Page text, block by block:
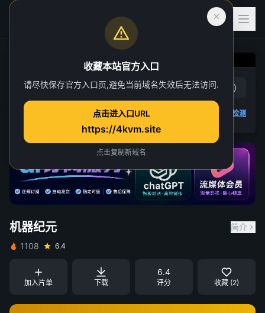
机器纪元 赞(0) 踩 )
4K 视频无法播放 播放检测
机器纪元
简介
1108
6.4
加入片单 下载
6.4
评分 收藏 (2)
收藏本站官方入口
请尽快保存官方入口页,避免当前域名失效后无法访问.
点击进入口URL
https://4kvm.site
点击复制新域名